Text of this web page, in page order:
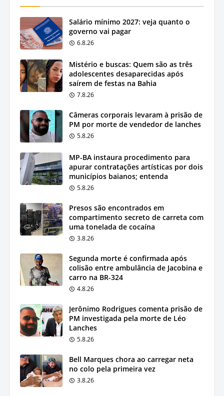
Salário mínimo 2027: veja quanto o
governo vai pagar
6.8.26
Mistério e buscas: Quem são as três
adolescentes desaparecidas após
saírem de festas na Bahia
7.8.26
Câmeras corporais levaram à prisão de
PM por morte de vendedor de lanches
5.8.26
MP-BA instaura procedimento para
apurar contratações artísticas por dois
municípios baianos; entenda
5.8.26
Presos são encontrados em
compartimento secreto de carreta com
uma tonelada de cocaína
3.8.26
Segunda morte é confirmada após
colisão entre ambulância de Jacobina e
carro na BR-324
4.8.26
Jerônimo Rodrigues comenta prisão de
PM investigada pela morte de Léo
Lanches
5.8.26
Bell Marques chora ao carregar neta
no colo pela primeira vez
3.8.26